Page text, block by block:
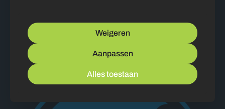
4 maart 2025
Amazon koppelen met WooCommerce
Weigeren
Aanpassen
Alles toestaan